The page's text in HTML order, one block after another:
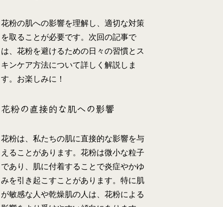
花粉の肌への影響を理解し、適切な対策
を取ることが必要です。次回の記事で
は、花粉を避けるための日々の習慣とス
キンケア方法について詳しく解説しま
す。お楽しみに！
花粉の直接的な肌への影響
花粉は、私たちの肌に直接的な影響を与
えることがあります。花粉は微小な粒子
であり、肌に付着することで炎症やかゆ
みを引き起こすことがあります。特に肌
が敏感な人や乾燥肌の人は、花粉による